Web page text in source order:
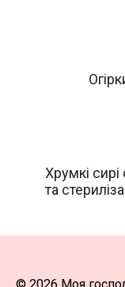
Хрумкі сирі
та